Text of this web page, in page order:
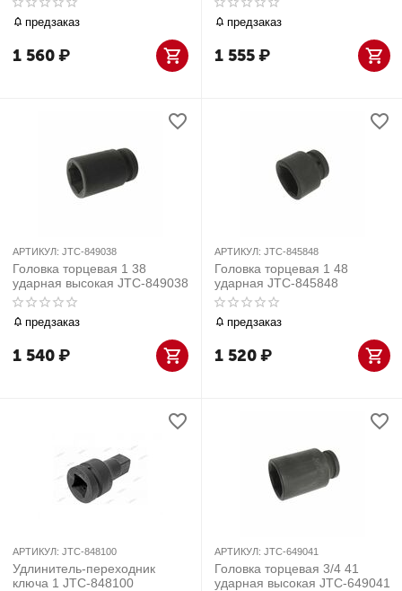
предзаказ
1 560₽
предзаказ
1 555₽
АРТИКУЛ: JTC-849038
Головка торцевая 1 38
ударная высокая JTC-849038
предзаказ
1 540₽
АРТИКУЛ: JTC-845848
Головка торцевая 1 48
ударная JTC-845848
предзаказ
1 520₽
АРТИКУЛ: JTC-848100
Удлинитель-переходник
ключа 1 JTC-848100
АРТИКУЛ: JTC-649041
Головка торцевая 3/4 41
ударная высокая JTC-649041